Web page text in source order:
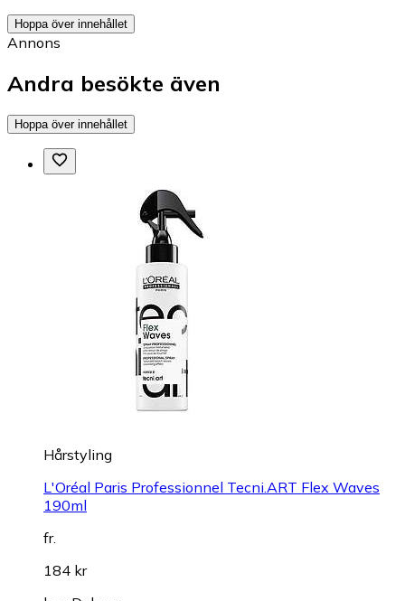
Hoppa över innehållet
Annons
Andra besökte även
Hoppa över innehållet
Hårstyling
L'Oréal Paris Professionnel Tecni.ART Flex Waves
190ml
fr.
184 kr